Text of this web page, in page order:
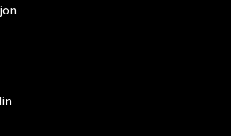
Senter Storo
0485 Oslo